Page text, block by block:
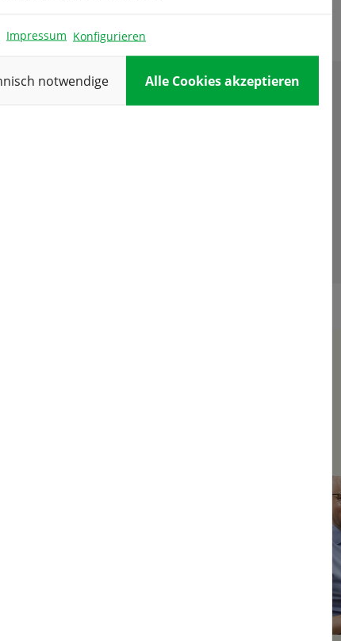
und
uns auf die
M Marzella Parth
Impressum Konfigurieren
notwendige Alle Cookies akzeptieren